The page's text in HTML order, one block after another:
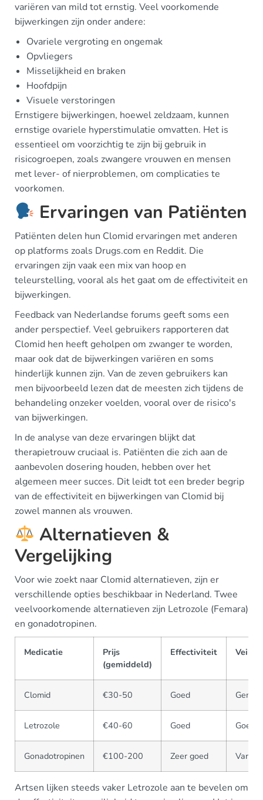
variëren van mild tot ernstig. Veel voorkomende
bijwerkingen zijn onder andere:
Ovariele vergroting en ongemak
Opvliegers
Misselijkheid en braken
Hoofdpijn
Visuele verstoringen
Ernstigere bijwerkingen, hoewel zeldzaam, kunnen
ernstige ovariele hyperstimulatie omvatten. Het is
essentieel om voorzichtig te zijn bij gebruik in
risicogroepen, zoals zwangere vrouwen en mensen
met lever- of nierproblemen, om complicaties te
voorkomen.
Ervaringen van Patiënten
Patiënten delen hun Clomid ervaringen met anderen
op platforms zoals Drugs.com en Reddit. Die
ervaringen zijn vaak een mix van hoop en
teleurstelling, vooral als het gaat om de effectiviteit en
bijwerkingen.
Feedback van Nederlandse forums geeft soms een
ander perspectief. Veel gebruikers rapporteren dat
Clomid hen heeft geholpen om zwanger te worden,
maar ook dat de bijwerkingen variëren en soms
hinderlijk kunnen zijn. Van de zeven gebruikers kan
men bijvoorbeeld lezen dat de meesten zich tijdens de
behandeling onzeker voelden, vooral over de risico's
van bijwerkingen.
In de analyse van deze ervaringen blijkt dat
therapietrouw cruciaal is. Patiënten die zich aan de
aanbevolen dosering houden, hebben over het
algemeen meer succes. Dit leidt tot een breder begrip
van de effectiviteit en bijwerkingen van Clomid bij
zowel mannen als vrouwen.
Alternatieven &
Vergelijking
Voor wie zoekt naar Clomid alternatieven, zijn er
verschillende opties beschikbaar in Nederland. Twee
veelvoorkomende alternatieven zijn Letrozole (Femara)
en gonadotropinen.
Medicatie
Prijs
(gemiddeld)
Effectiviteit
Clomid €30-50 Goed
Letrozole €40-60 Goed Goed
Gonadotropinen €100-200 Zeer goed
Artsen lijken steeds vaker Letrozole aan te bevelen om